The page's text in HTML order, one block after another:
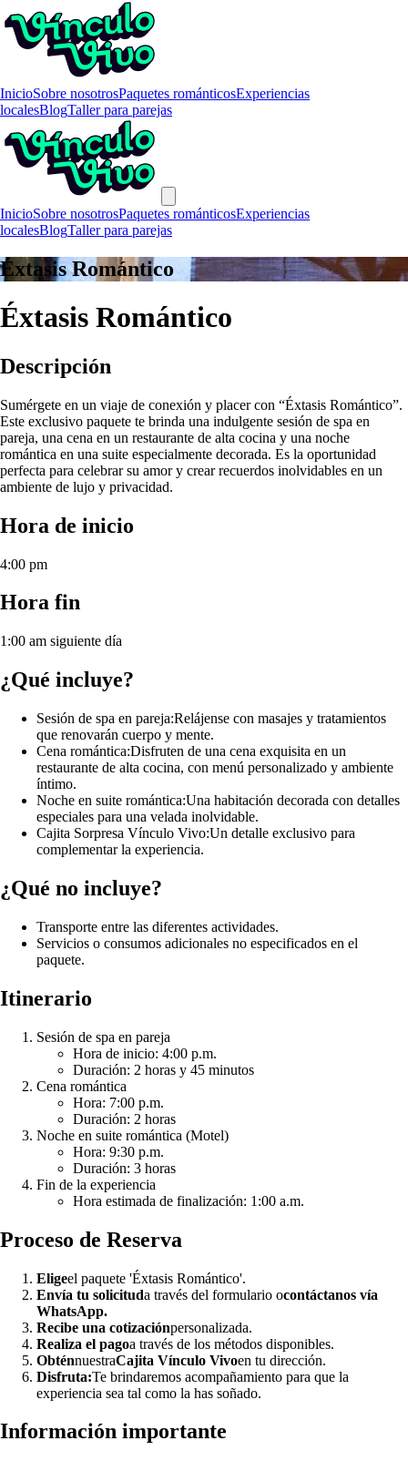
InicioSobre nosotrosPaquetes románticosExperiencias
localesBlogTaller para parejas
InicioSobre nosotrosPaquetes románticosExperiencias
localesBlogTaller para parejas
Éxtasis Romántico
Éxtasis Romántico
Descripción
Sumérgete en un viaje de conexión y placer con “Éxtasis Romántico”.
Este exclusivo paquete te brinda una indulgente sesión de spa en
pareja, una cena en un restaurante de alta cocina y una noche
romántica en una suite especialmente decorada. Es la oportunidad
perfecta para celebrar su amor y crear recuerdos inolvidables en un
ambiente de lujo y privacidad.
Hora de inicio
4:00 pm
Hora fin
1:00 am siguiente día
¿Qué incluye?
Sesión de spa en pareja:Relájense con masajes y tratamientos
que renovarán cuerpo y mente.
Cena romántica:Disfruten de una cena exquisita en un
restaurante de alta cocina, con menú personalizado y ambiente
íntimo.
Noche en suite romántica:Una habitación decorada con detalles
especiales para una velada inolvidable.
Cajita Sorpresa Vínculo Vivo:Un detalle exclusivo para
complementar la experiencia.
¿Qué no incluye?
Transporte entre las diferentes actividades.
Servicios o consumos adicionales no especificados en el
paquete.
Itinerario
Sesión de spa en pareja
Hora de inicio: 4:00 p.m.
Duración: 2 horas y 45 minutos
Cena romántica
Hora: 7:00 p.m.
Duración: 2 horas
Noche en suite romántica (Motel)
Hora: 9:30 p.m.
Duración: 3 horas
Fin de la experiencia
Hora estimada de finalización: 1:00 a.m.
Proceso de Reserva
Eligeel paquete 'Éxtasis Romántico'.
Envía tu solicituda través del formulario ocontáctanos vía
WhatsApp.
Recibe una cotizaciónpersonalizada.
Realiza el pagoa través de los métodos disponibles.
ObténnuestraCajita Vínculo Vivoen tu dirección.
Disfruta:Te brindaremos acompañamiento para que la
experiencia sea tal como la has soñado.
Información importante